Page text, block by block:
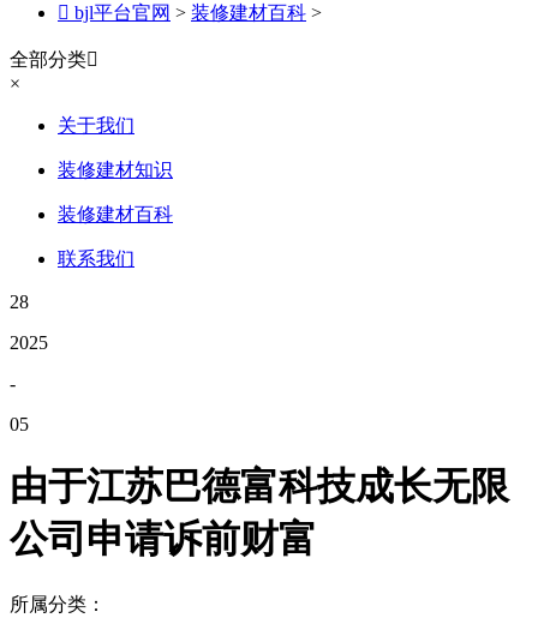
 bjl平台官网 > 装修建材百科 >
全部分类
×
关于我们
装修建材知识
装修建材百科
联系我们
28
2025
-
05
由于江苏巴德富科技成长无限
公司申请诉前财富
所属分类：